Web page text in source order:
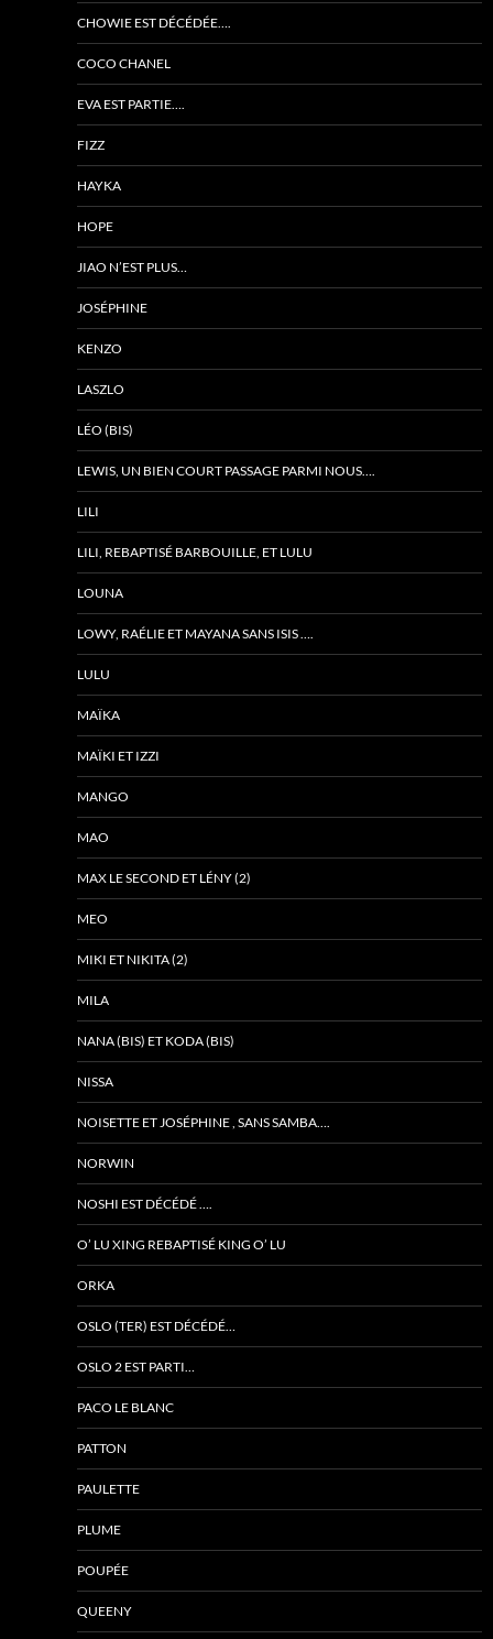
CHOWIE EST DÉCÉDÉE….
COCO CHANEL
EVA EST PARTIE….
FIZZ
HAYKA
HOPE
JIAO N’EST PLUS…
JOSÉPHINE
KENZO
LASZLO
LÉO (BIS)
LEWIS, UN BIEN COURT PASSAGE PARMI NOUS….
LILI
LILI, REBAPTISÉ BARBOUILLE, ET LULU
LOUNA
LOWY, RAÉLIE ET MAYANA SANS ISIS ….
LULU
MAÏKA
MAÏKI ET IZZI
MANGO
MAO
MAX LE SECOND ET LÉNY (2)
MEO
MIKI ET NIKITA (2)
MILA
NANA (BIS) ET KODA (BIS)
NISSA
NOISETTE ET JOSÉPHINE , SANS SAMBA….
NORWIN
NOSHI EST DÉCÉDÉ ….
O’ LU XING REBAPTISÉ KING O’ LU
ORKA
OSLO (TER) EST DÉCÉDÉ…
OSLO 2 EST PARTI…
PACO LE BLANC
PATTON
PAULETTE
PLUME
POUPÉE
QUEENY